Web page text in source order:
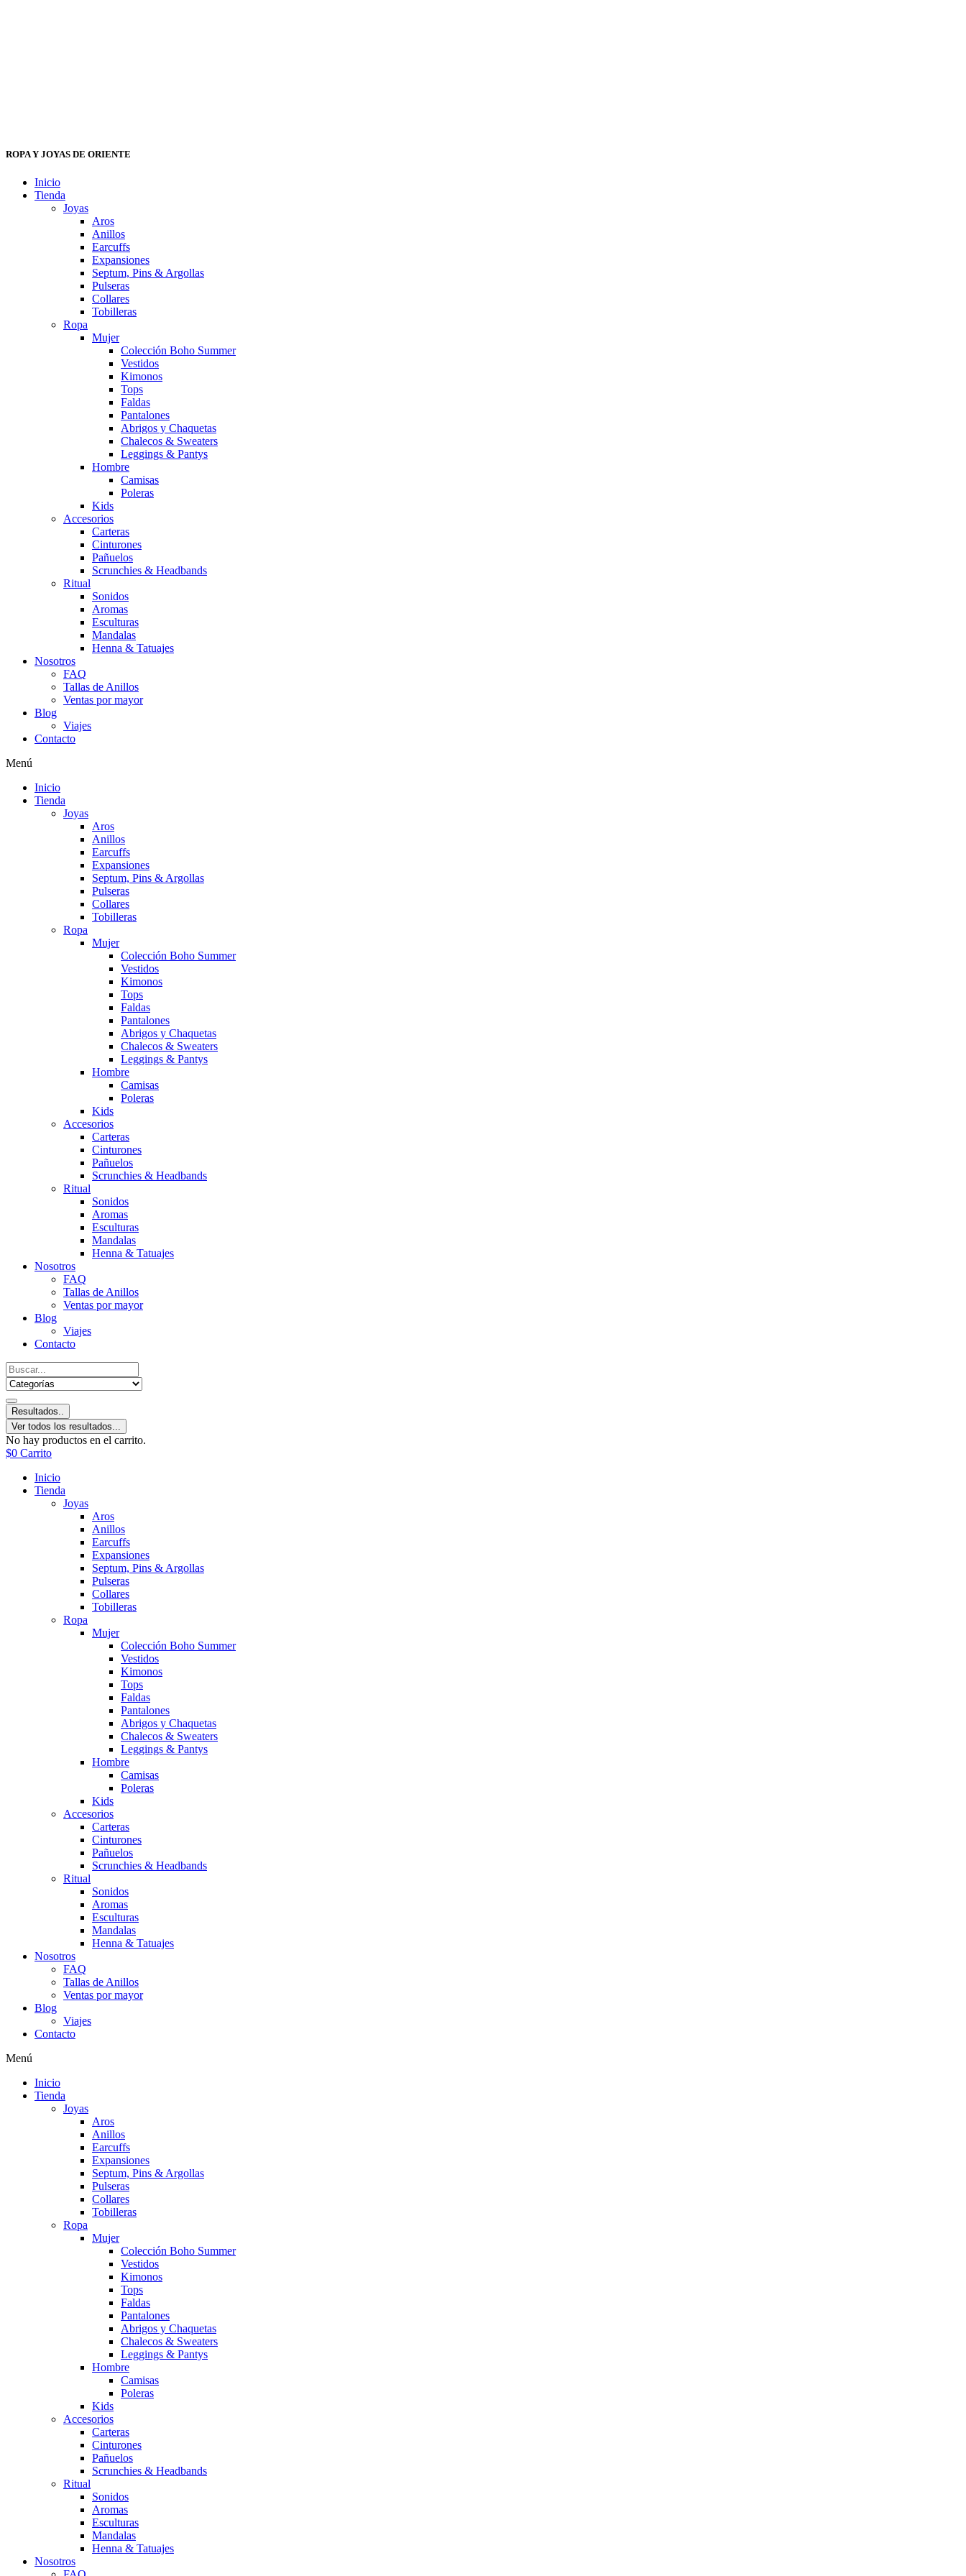
ROPA Y JOYAS DE ORIENTE
Inicio
Tienda
Joyas
Aros
Anillos
Earcuffs
Expansiones
Septum, Pins & Argollas
Pulseras
Collares
Tobilleras
Ropa
Mujer
Colección Boho Summer
Vestidos
Kimonos
Tops
Faldas
Pantalones
Abrigos y Chaquetas
Chalecos & Sweaters
Leggings & Pantys
Hombre
Camisas
Poleras
Kids
Accesorios
Carteras
Cinturones
Pañuelos
Scrunchies & Headbands
Ritual
Sonidos
Aromas
Esculturas
Mandalas
Henna & Tatuajes
Nosotros
FAQ
Tallas de Anillos
Ventas por mayor
Blog
Viajes
Contacto
Menú
Inicio
Tienda
Joyas
Aros
Anillos
Earcuffs
Expansiones
Septum, Pins & Argollas
Pulseras
Collares
Tobilleras
Ropa
Mujer
Colección Boho Summer
Vestidos
Kimonos
Tops
Faldas
Pantalones
Abrigos y Chaquetas
Chalecos & Sweaters
Leggings & Pantys
Hombre
Camisas
Poleras
Kids
Accesorios
Carteras
Cinturones
Pañuelos
Scrunchies & Headbands
Ritual
Sonidos
Aromas
Esculturas
Mandalas
Henna & Tatuajes
Nosotros
FAQ
Tallas de Anillos
Ventas por mayor
Blog
Viajes
Contacto
Resultados..
Ver todos los resultados...
No hay productos en el carrito.
$0 Carrito
Inicio
Tienda
Joyas
Aros
Anillos
Earcuffs
Expansiones
Septum, Pins & Argollas
Pulseras
Collares
Tobilleras
Ropa
Mujer
Colección Boho Summer
Vestidos
Kimonos
Tops
Faldas
Pantalones
Abrigos y Chaquetas
Chalecos & Sweaters
Leggings & Pantys
Hombre
Camisas
Poleras
Kids
Accesorios
Carteras
Cinturones
Pañuelos
Scrunchies & Headbands
Ritual
Sonidos
Aromas
Esculturas
Mandalas
Henna & Tatuajes
Nosotros
FAQ
Tallas de Anillos
Ventas por mayor
Blog
Viajes
Contacto
Menú
Inicio
Tienda
Joyas
Aros
Anillos
Earcuffs
Expansiones
Septum, Pins & Argollas
Pulseras
Collares
Tobilleras
Ropa
Mujer
Colección Boho Summer
Vestidos
Kimonos
Tops
Faldas
Pantalones
Abrigos y Chaquetas
Chalecos & Sweaters
Leggings & Pantys
Hombre
Camisas
Poleras
Kids
Accesorios
Carteras
Cinturones
Pañuelos
Scrunchies & Headbands
Ritual
Sonidos
Aromas
Esculturas
Mandalas
Henna & Tatuajes
Nosotros